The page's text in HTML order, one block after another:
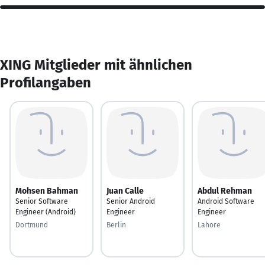
XING Mitglieder mit ähnlichen
Profilangaben
Mohsen Bahman
Senior Software
Engineer (Android)
Dortmund
Juan Calle
Senior Android
Engineer
Berlin
Abdul Rehman
Android Software
Engineer
Lahore